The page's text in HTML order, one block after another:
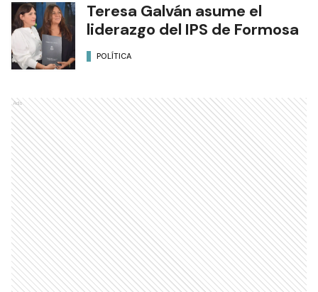
Teresa Galván asume el
liderazgo del IPS de Formosa
POLÍTICA
Ads